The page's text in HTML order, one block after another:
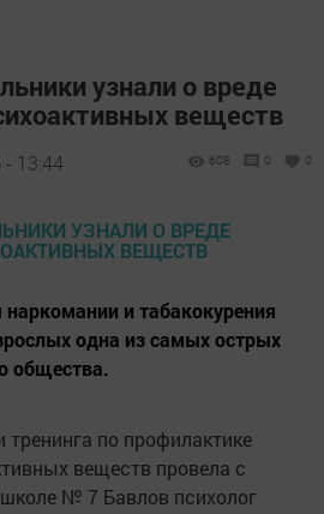
узнали о вреде
веществ
13:44 608 0 0
наркомании и табакокурения
одна из самых острых
общества.
по профилактике
веществ провела с
№ 7 Бавлов психолог